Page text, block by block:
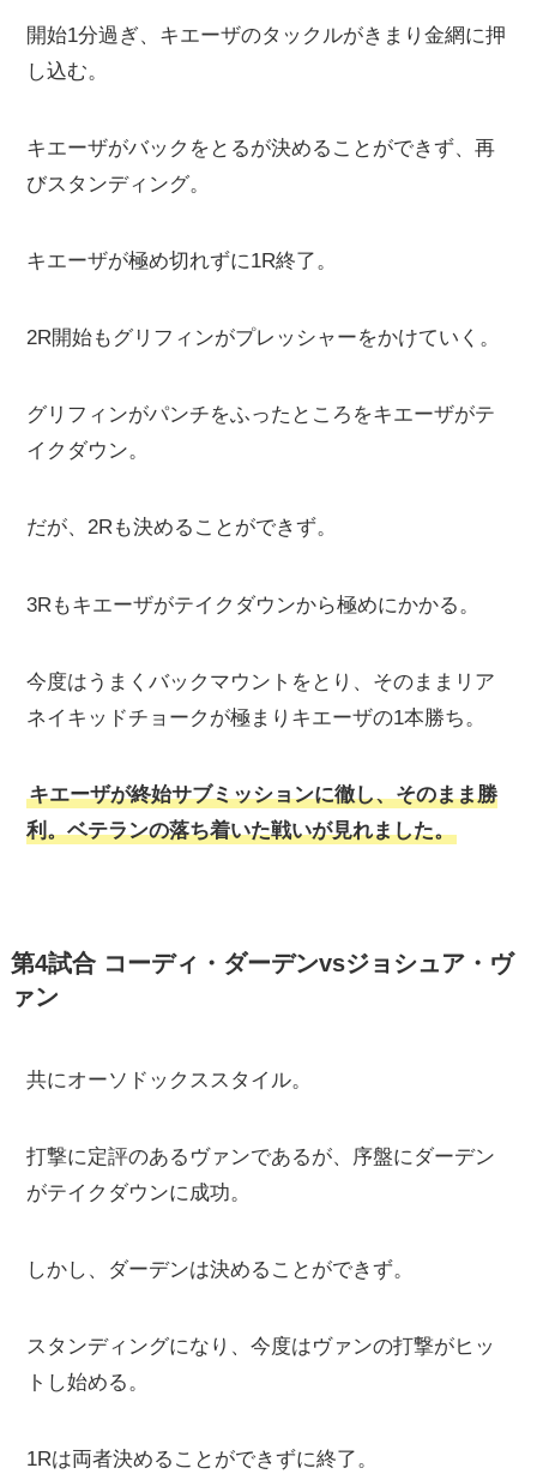
開始1分過ぎ、キエーザのタックルがきまり金網に押
し込む。
キエーザがバックをとるが決めることができず、再
びスタンディング。
キエーザが極め切れずに1R終了。
2R開始もグリフィンがプレッシャーをかけていく。
グリフィンがパンチをふったところをキエーザがテ
イクダウン。
だが、2Rも決めることができず。
3Rもキエーザがテイクダウンから極めにかかる。
今度はうまくバックマウントをとり、そのままリア
ネイキッドチョークが極まりキエーザの1本勝ち。
キエーザが終始サブミッションに徹し、そのまま勝
利。ベテランの落ち着いた戦いが見れました。
第4試合 コーディ・ダーデンvsジョシュア・ヴ
ァン
共にオーソドックススタイル。
打撃に定評のあるヴァンであるが、序盤にダーデン
がテイクダウンに成功。
しかし、ダーデンは決めることができず。
スタンディングになり、今度はヴァンの打撃がヒッ
トし始める。
1Rは両者決めることができずに終了。